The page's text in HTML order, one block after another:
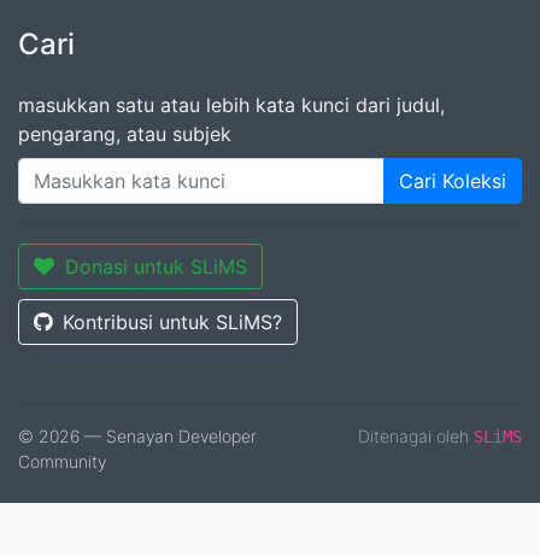
Cari
masukkan satu atau lebih kata kunci dari judul,
pengarang, atau subjek
Cari Koleksi
Donasi untuk SLiMS
Kontribusi untuk SLiMS?
© 2026 — Senayan Developer
Community
Ditenagai oleh SLiMS